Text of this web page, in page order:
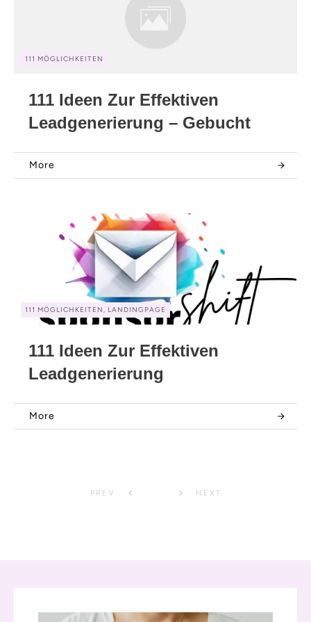
111 MÖGLICHKEITEN
111 Ideen Zur Effektiven
Leadgenerierung – Gebucht
More
111 MÖGLICHKEITEN, LANDINGPAGE
111 Ideen Zur Effektiven
Leadgenerierung
More
PREV NEXT